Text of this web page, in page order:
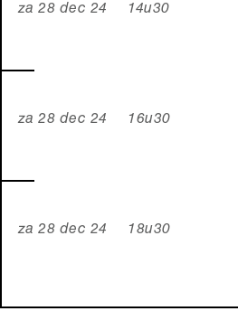
za 28 dec 24 14u30
za 28 dec 24 16u30
za 28 dec 24 18u30